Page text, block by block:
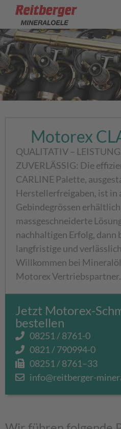
Motorex
QUALITATIV –
ZUVERLÄSSIG: Die
CARLINE Palette,
Herstellerfreigaben, ist in
Gebindegrössen
massgeschneiderte
nachhaltigen Erfolg, dann
langfristige und
Willkommen bei
Motorex Vertriebspartner.
Jetzt Motorex-
bestellen
08251 / 8761-0
0821 / 790994-0
08251 / 8761–33
info@reitberger-